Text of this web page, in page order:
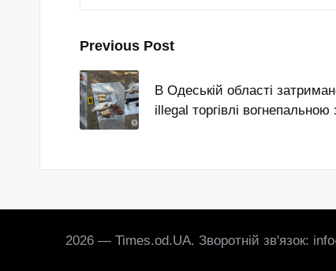
Post
navigation
Previous Post
В Одеській області
illegal торгівлі
2026 — Times.od.UA. Зворотній зв'язок: